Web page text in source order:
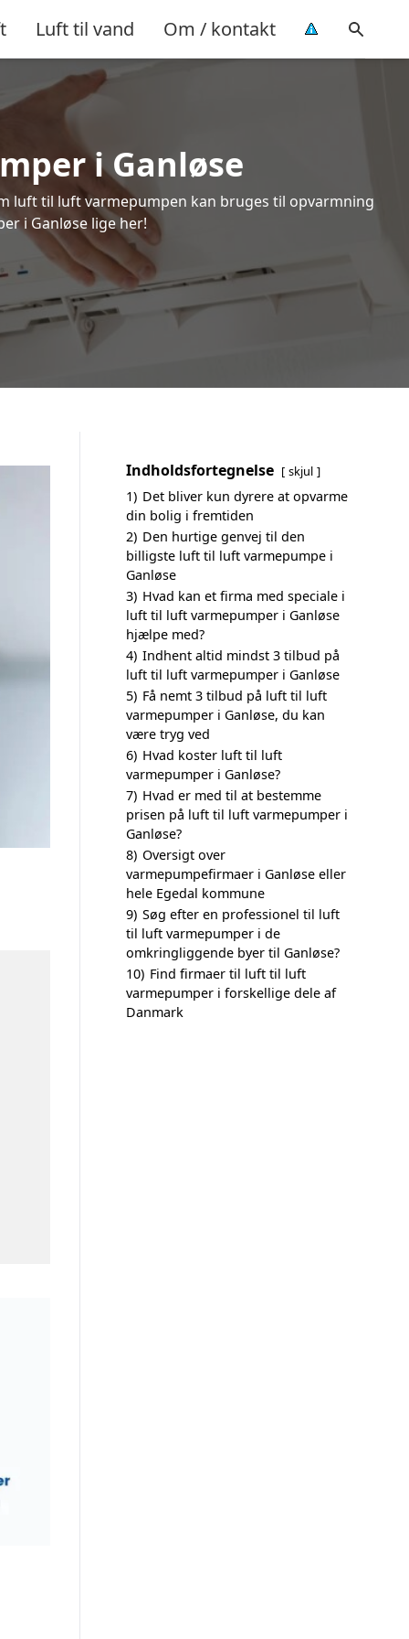
Luft til vand Om / kontakt
i Ganløse
luft til luft varmepumpen kan bruges til opvarmning
i Ganløse lige her!
Indholdsfortegnelse skjul
1) Det bliver kun dyrere at opvarme
din bolig i fremtiden
2) Den hurtige genvej til den
billigste luft til luft varmepumpe i
Ganløse
3) Hvad kan et firma med speciale i
luft til luft varmepumper i Ganløse
hjælpe med?
4) Indhent altid mindst 3 tilbud på
luft til luft varmepumper i Ganløse
5) Få nemt 3 tilbud på luft til luft
varmepumper i Ganløse, du kan
være tryg ved
6) Hvad koster luft til luft
varmepumper i Ganløse?
7) Hvad er med til at bestemme
prisen på luft til luft varmepumper i
Ganløse?
8) Oversigt over
varmepumpefirmaer i Ganløse eller
hele Egedal kommune
9) Søg efter en professionel til luft
til luft varmepumper i de
omkringliggende byer til Ganløse?
10) Find firmaer til luft til luft
varmepumper i forskellige dele af
Danmark